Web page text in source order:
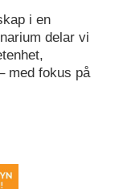
i en
delar vi
med fokus på